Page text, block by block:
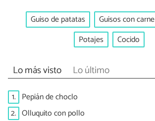
Guiso de patatas Guisos con carne
Potajes
Cocido
Lo más visto Lo último
1. Pepián de choclo
2. Olluquito con pollo